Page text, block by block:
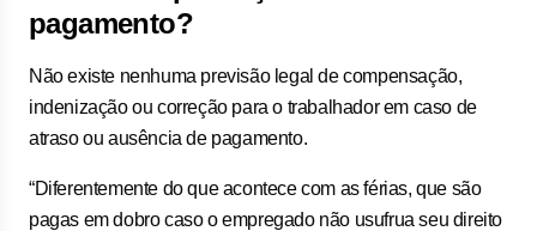
pagamento?
Não existe nenhuma previsão legal de compensação,
indenização ou correção para o trabalhador em caso de
atraso ou ausência de pagamento.
“Diferentemente do que acontece com as férias, que são
pagas em dobro caso o empregado não usufrua seu direito